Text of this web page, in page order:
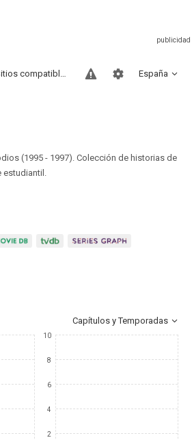
España
Sitios compatibles
(1995 - 1997). Colección de historias de
estudiantil.
Capítulos y Temporadas
10
8
6
4
2